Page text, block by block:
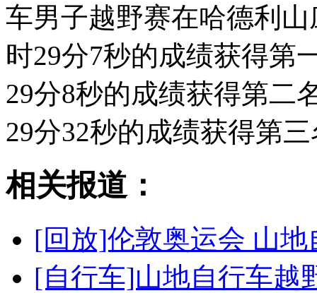
车男子越野赛在哈德利
时29分7秒的成绩获得第
29分8秒的成绩获得第二
29分32秒的成绩获得第
相关报道：
[回放]伦敦奥运会 山
[自行车]山地自行车越